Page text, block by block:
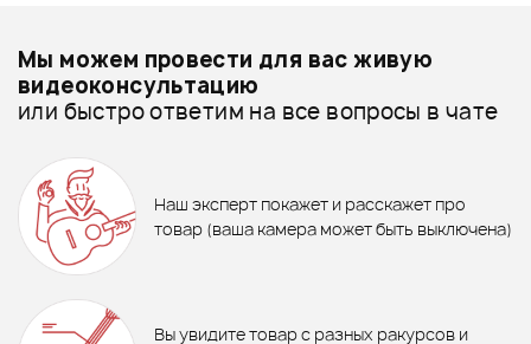
770 ₽
СРЕДСТВО ПО УХОДУ ЗА
БАРАБАНАМИ DUNLOP 6444
В корзину
53 990 ₽
Performance Set
63 990 ₽
Отзывы
Комплекты тарелок - дешевле
Комплекты тарелок - дороже
Комплекты тарелок - новинки
Мы можем провести для вас живую
видеоконсультацию
или быстро ответим на все вопросы в чате
Наш эксперт покажет и расскажет про
товар (ваша камера может быть выключена)
Вы увидите товар с разных ракурсов и